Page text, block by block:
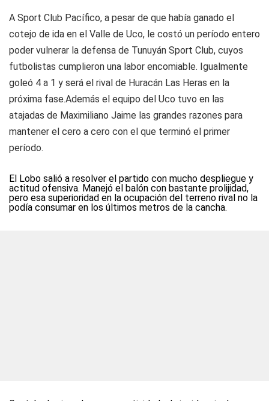
A Sport Club Pacífico, a pesar de que había ganado el
cotejo de ida en el Valle de Uco, le costó un período entero
poder vulnerar la defensa de Tunuyán Sport Club, cuyos
futbolistas cumplieron una labor encomiable. Igualmente
goleó 4 a 1 y será el rival de Huracán Las Heras en la
próxima fase.Además el equipo del Uco tuvo en las
atajadas de Maximiliano Jaime las grandes razones para
mantener el cero a cero con el que terminó el primer
período.
El Lobo salió a resolver el partido con mucho despliegue y
actitud ofensiva. Manejó el balón con bastante prolijidad,
pero esa superioridad en la ocupación del terreno rival no la
podía consumar en los últimos metros de la cancha.